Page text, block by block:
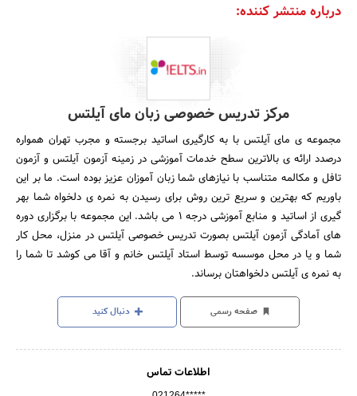
درباره منتشر کننده:
مرکز تدریس خصوصی زبان مای آیلتس
مجموعه ی مای آیلتس با به کارگیری اساتید برجسته و مجرب تهران همواره
درصدد ارائه ی بالاترین سطح خدمات آموزشی در زمینه آزمون آیلتس و آزمون
تافل و مکالمه متناسب با نیازهای شما زبان آموزان عزیز بوده است. ما بر این
باوریم که بهترین و سریع ترین روش برای رسیدن به نمره ی دلخواه شما بهر
گیری از اساتید و منابع آموزشی درجه 1 می باشد. این مجموعه با برگزاری دوره
های آمادگی آزمون آیلتس بصورت تدریس خصوصی آیلتس در منزل، محل کار
شما و یا در محل موسسه توسط استاد آیلتس خانم و آقا می کوشد تا شما را
به نمره ی آیلتس دلخواهتان برساند.
صفحه رسمی دنبال کنید
اطلاعات تماس